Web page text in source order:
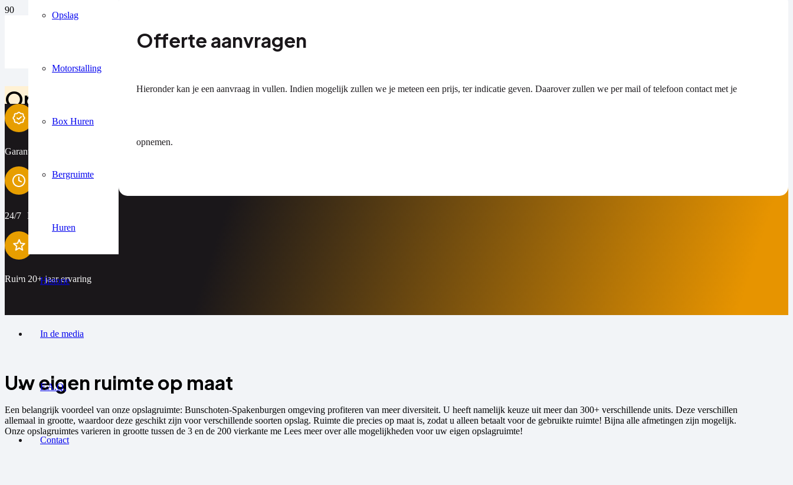
Opslag
Motorstalling
Box Huren
Bergruimte
Huren
Historie
In de media
F.A.Q.
Contact
Offerte aanvragen
Hieronder kan je een aanvraag in vullen. Indien mogelijk zullen we je meteen een prijs, ter indicatie geven. Daarover zullen we per mail of telefoon contact met je
opnemen.
Opslagruimte Bunschoten-Spakenburg
Opslagruimte Bunschoten-Spakenburg: Wilt u een professionele maar betaalbare opslagruimte huren in de buurt van Bunschoten-Spakenburg? Ontdek Tiko Opslag in Woudenberg. Hier bewaart u uw
particulieren, en bedrijven zoals aannemers, distributiecentra, kledingdepots of internetwinkels. Zoekt u opslagruimte in de buurt van Bunschoten-Spakenburg, vraag dan nu vrijblijvend onze offerte aan!
Contact ons vrijblijvend
Garantie voor tevredenheid
24/7 Beschikbaarheid
Ruim 20+ jaar ervaring
Uw eigen ruimte op maat
Een belangrijk voordeel van onze opslagruimte: Bunschoten-Spakenburgen omgeving profiteren van meer diversiteit. U heeft namelijk keuze uit meer dan 300+ verschillende units. Deze verschillen
allemaal in grootte, waardoor deze geschikt zijn voor verschillende soorten opslag. Ruimte die precies op maat is, zodat u alleen betaalt voor de gebruikte ruimte! Bijna alle afmetingen zijn mogelijk.
Onze opslagruimtes varieren in grootte tussen de 3 en de 200 vierkante me Lees meer over alle mogelijkheden voor uw eigen opslagruimte!